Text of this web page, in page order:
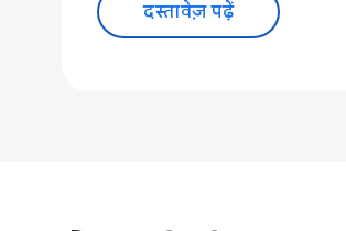
दस्तावेज़ पढ़ें